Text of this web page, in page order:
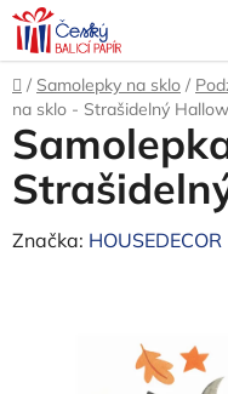
Přejít
na
obsah
Domů
/ Samolepky na sklo /
na sklo - Strašidelný
Značka: HOUSEDECOR